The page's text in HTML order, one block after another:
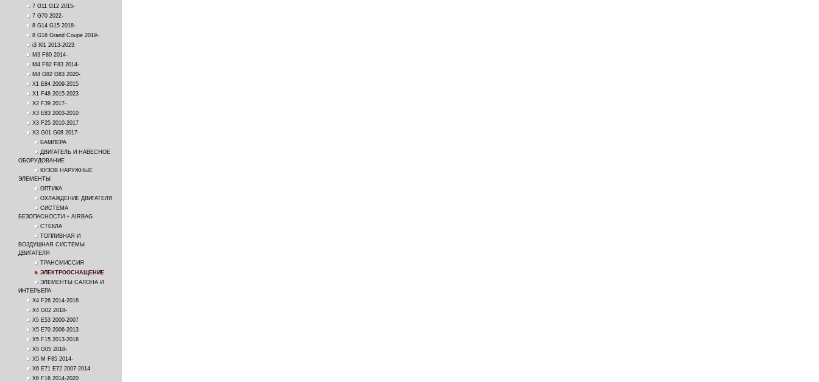
7 G11 G12 2015-
7 G70 2022-
8 G14 G15 2018-
8 G16 Grand Coupe 2019-
i3 I01 2013-2023
M3 F80 2014-
M4 F82 F83 2014-
M4 G82 G83 2020-
X1 E84 2009-2015
X1 F48 2015-2023
X2 F39 2017-
X3 E83 2003-2010
X3 F25 2010-2017
X3 G01 G08 2017-
БАМПЕРА
ДВИГАТЕЛЬ И НАВЕСНОЕ
ОБОРУДОВАНИЕ
КУЗОВ НАРУЖНЫЕ
ЭЛЕМЕНТЫ
ОПТИКА
ОХЛАЖДЕНИЕ ДВИГАТЕЛЯ
СИСТЕМА
БЕЗОПАСНОСТИ + AIRBAG
СТЕКЛА
ТОПЛИВНАЯ И
ВОЗДУШНАЯ СИСТЕМЫ
ДВИГАТЕЛЯ
ТРАНСМИССИЯ
ЭЛЕКТРООСНАЩЕНИЕ
ЭЛЕМЕНТЫ САЛОНА И
ИНТЕРЬЕРА
X4 F26 2014-2018
X4 G02 2018-
X5 E53 2000-2007
X5 E70 2006-2013
X5 F15 2013-2018
X5 G05 2018-
X5 M F85 2014-
X6 E71 E72 2007-2014
X6 F16 2014-2020